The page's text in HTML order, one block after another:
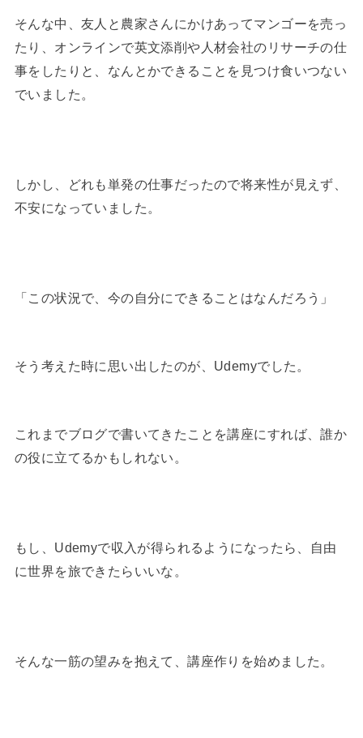
そんな中、友人と農家さんにかけあってマンゴーを売っ
たり、オンラインで英文添削や人材会社のリサーチの仕
事をしたりと、なんとかできることを見つけ食いつない
でいました。
しかし、どれも単発の仕事だったので将来性が見えず、
不安になっていました。
「この状況で、今の自分にできることはなんだろう」
そう考えた時に思い出したのが、Udemyでした。
これまでブログで書いてきたことを講座にすれば、誰か
の役に立てるかもしれない。
もし、Udemyで収入が得られるようになったら、自由
に世界を旅できたらいいな。
そんな一筋の望みを抱えて、講座作りを始めました。